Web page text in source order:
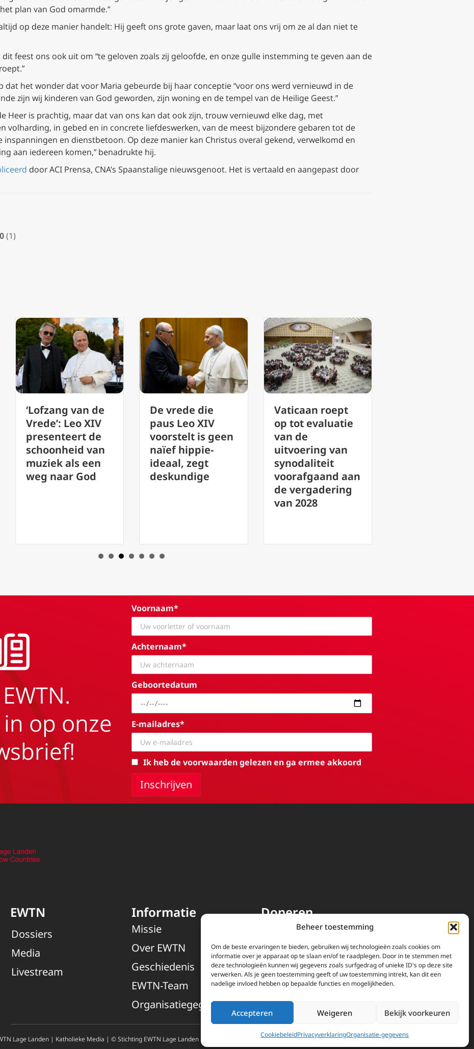
Beheer toestemming
Om de beste ervaringen te bieden, gebruiken wij technologieën zoals cookies om
informatie over je apparaat op te slaan en/of te raadplegen. Door in te stemmen met
deze technologieën kunnen wij gegevens zoals surfgedrag of unieke ID's op deze site
verwerken. Als je geen toestemming geeft of uw toestemming intrekt, kan dit een
nadelige invloed hebben op bepaalde functies en mogelijkheden.
Accepteren Weigeren Bekijk voorkeuren
CookiebeleidPrivacyverklaringOrganisatie-gegevens
plan van God omarmde.”
op deze manier handelt: Hij geeft ons grote gaven, maar laat ons vrij om ze al dan niet te
feest ons ook uit om “te geloven zoals zij geloofde, en onze gulle instemming te geven aan de
dat het wonder dat voor Maria gebeurde bij haar conceptie “voor ons werd vernieuwd in de
zijn wij kinderen van God geworden, zijn woning en de tempel van de Heilige Geest.”
Heer is prachtig, maar dat van ons kan dat ook zijn, trouw vernieuwd elke dag, met
volharding, in gebed en in concrete liefdeswerken, van de meest bijzondere gebaren tot de
inspanningen en dienstbetoon. Op deze manier kan Christus overal gekend, verwelkomd en
aan iedereen komen,” benadrukte hij.
door ACI Prensa, CNA’s Spaanstalige nieuwsgenoot. Het is vertaald en aangepast door
(1)
De vrede die
paus Leo XIV
voorstelt is geen
naïef hippie-
ideaal, zegt
deskundige
Vaticaan roept
op tot evaluatie
van de
uitvoering van
synodaliteit
voorafgaand aan
Katholieke
leesclubs: Tips
voor het
opbouwen van
gemeenschap en
het groeien in
geloof
op onze
Voornaam*
Achternaam*
Geboortedatum
E-mailadres*
Ik heb de voorwaarden gelezen en ga ermee akkoord
EWTN
Dossiers
Media
Livestream
Informatie
Missie
Over EWTN
Geschiedenis
EWTN-Team
Organisatiegegevens
Doneren
EWTN wordt uitsluitend
gefinancierd door uw donaties.
Wij ontvangen bewust geen
advertentie-inkomsten of
kerkelijke financiele
Doneren
Lage Landen | Katholieke Media | © Stichting EWTN Lage Landen | Privacyverklaring